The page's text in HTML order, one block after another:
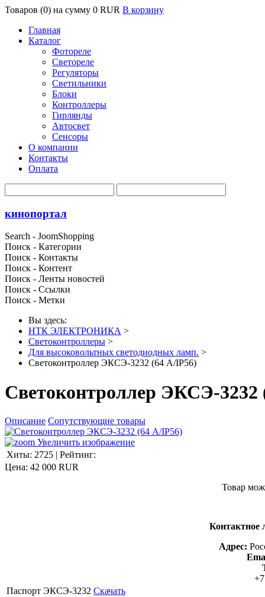
Товаров (0) на сумму 0 RUR В корзину
Главная
Каталог
Фотореле
Светореле
Регуляторы
Светильники
Блоки
Контроллеры
Гирлянды
Автосвет
Сенсоры
О компании
Контакты
Оплата
кинопортал
Search - JoomShopping
Поиск - Категории
Поиск - Контакты
Поиск - Контент
Поиск - Ленты новостей
Поиск - Ссылки
Поиск - Метки
Вы здесь:
НТК ЭЛЕКТРОНИКА >
Светоконтроллеры >
Для высоковольтных светодиодных ламп. >
Светоконтроллер ЭКСЭ-3232 (64 А/IP56)
Светоконтроллер ЭКСЭ-
Описание Сопутствующие товары
Увеличить изображение
Хиты: 2725 | Рейтинг:
Цена: 42 000 RUR
Товар
Контактное
Адрес:
Паспорт ЭКСЭ-3232 Скачать